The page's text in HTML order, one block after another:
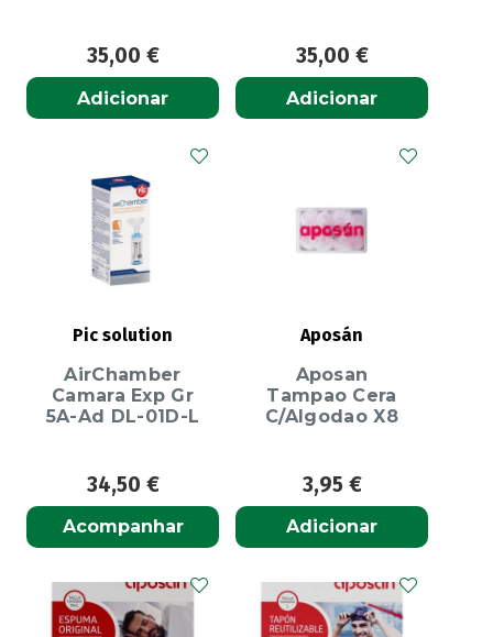
35,00 €
Adicionar
35,00 €
Adicionar
Pic solution
AirChamber
Camara Exp Gr
5A-Ad DL-01D-L
34,50 €
Acompanhar
Aposán
Aposan
Tampao Cera
C/Algodao X8
3,95 €
Adicionar